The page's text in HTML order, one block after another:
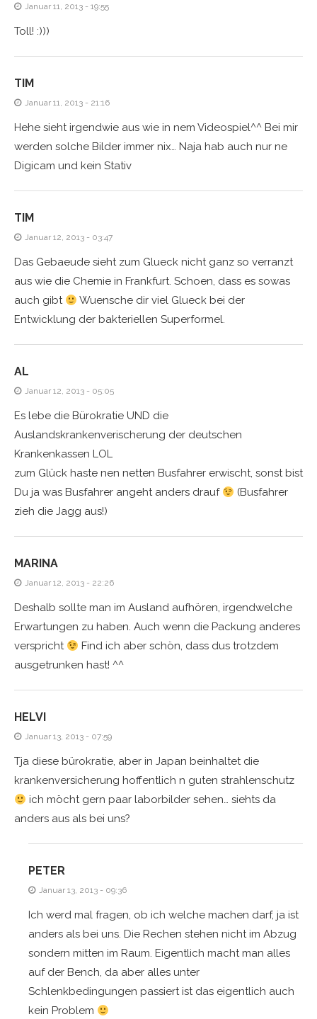
Januar 11, 2013 - 19:55
Toll! :)))
TIM
Januar 11, 2013 - 21:16
Hehe sieht irgendwie aus wie in nem Videospiel^^ Bei mir
werden solche Bilder immer nix… Naja hab auch nur ne
Digicam und kein Stativ
TIM
Januar 12, 2013 - 03:47
Das Gebaeude sieht zum Glueck nicht ganz so verranzt
aus wie die Chemie in Frankfurt. Schoen, dass es sowas
auch gibt
Wuensche dir viel Glueck bei der
Entwicklung der bakteriellen Superformel.
AL
Januar 12, 2013 - 05:05
Es lebe die Bürokratie UND die
Auslandskrankenverischerung der deutschen
Krankenkassen LOL
zum Glück haste nen netten Busfahrer erwischt, sonst bist
Du ja was Busfahrer angeht anders drauf
(Busfahrer
zieh die Jagg aus!)
MARINA
Januar 12, 2013 - 22:26
Deshalb sollte man im Ausland aufhören, irgendwelche
Erwartungen zu haben. Auch wenn die Packung anderes
verspricht
Find ich aber schön, dass dus trotzdem
ausgetrunken hast! ^^
HELVI
Januar 13, 2013 - 07:59
Tja diese bürokratie, aber in Japan beinhaltet die
krankenversicherung hoffentlich n guten strahlenschutz
ich möcht gern paar laborbilder sehen… siehts da
anders aus als bei uns?
PETER
Januar 13, 2013 - 09:36
Ich werd mal fragen, ob ich welche machen darf, ja ist
anders als bei uns. Die Rechen stehen nicht im Abzug
sondern mitten im Raum. Eigentlich macht man alles
auf der Bench, da aber alles unter
Schlenkbedingungen passiert ist das eigentlich auch
kein Problem